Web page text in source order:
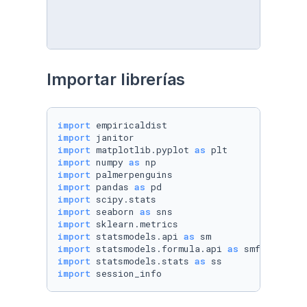
Importar librerías
import
import
import matplotlib.pyplot as
import numpy as
import
import pandas as
import
import seaborn as
import
import statsmodels.api as
import statsmodels.formula.api as
import statsmodels.stats as
import session_info